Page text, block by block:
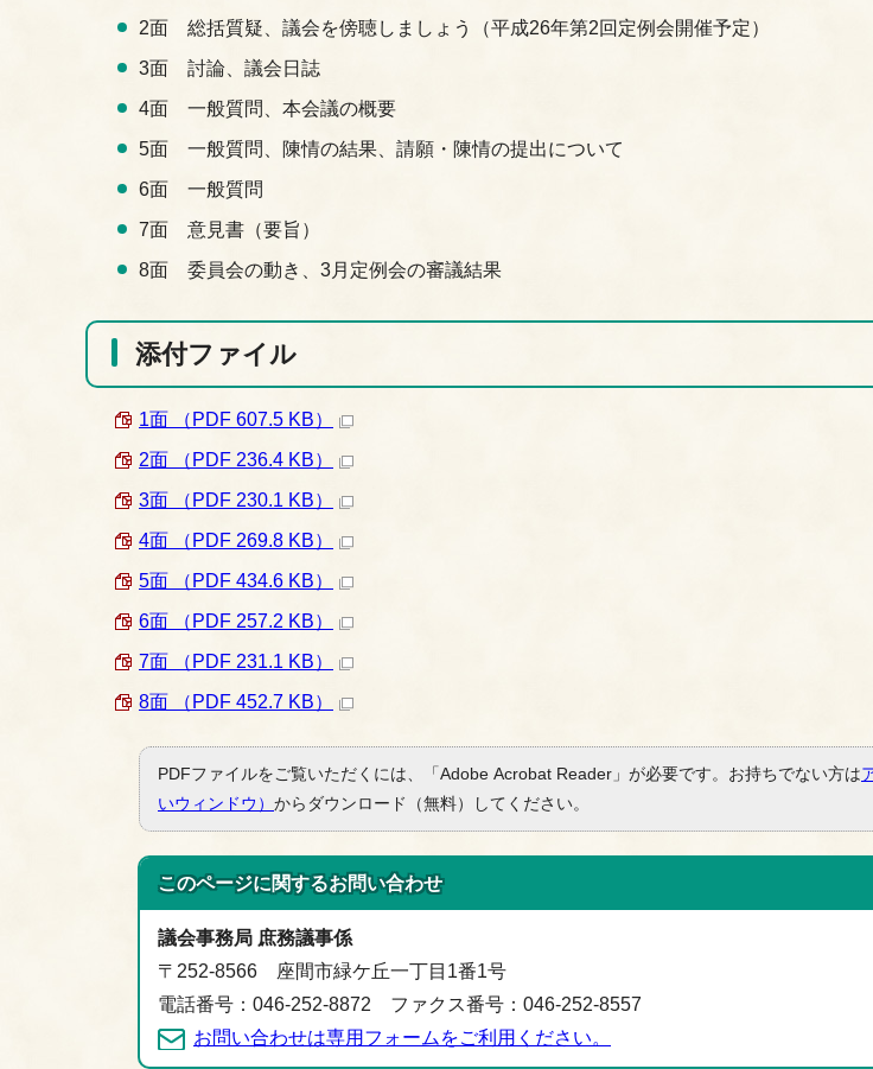
2面 総括質疑、議会を傍聴しましょう（平成26年第2回定例会開催予定）
3面 討論、議会日誌
4面 一般質問、本会議の概要
5面 一般質問、陳情の結果、請願・陳情の提出について
6面 一般質問
7面 意見書（要旨）
8面 委員会の動き、3月定例会の審議結果
添付ファイル
1面 （PDF 607.5 KB）
2面 （PDF 236.4 KB）
3面 （PDF 230.1 KB）
4面 （PDF 269.8 KB）
5面 （PDF 434.6 KB）
6面 （PDF 257.2 KB）
7面 （PDF 231.1 KB）
8面 （PDF 452.7 KB）
PDFファイルをご覧いただくには、「Adobe Acrobat Reader」が必要です。お持ちでない方は
いウィンドウ） からダウンロード（無料）してください。
このページに関するお問い合わせ
議会事務局 庶務議事係
〒252-8566 座間市緑ケ丘一丁目1番1号
電話番号：046-252-8872 ファクス番号：046-252-8557
お問い合わせは専用フォームをご利用ください。